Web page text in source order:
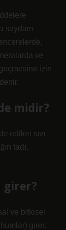
saydam
ve
geçmesine izin
midir?
edilen sıvı
tadı,
girer?
ve bitkisel
girer.